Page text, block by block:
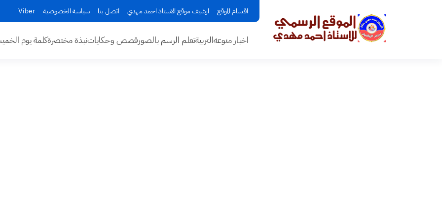
اقسام الموقع ارشيف موقع الاستاذ احمد مهدي اتصل بنا سياسة الخصوصية Viber
اخبار منوعهالتربيةتعلم الرسم بالصورقصص وحكاياتنبذة مختصرةكلمة يوم